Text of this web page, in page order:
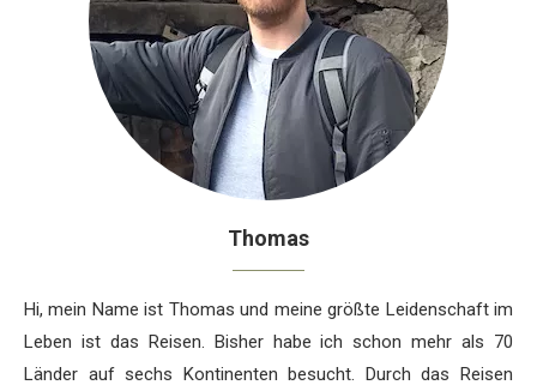
Thomas
Hi, mein Name ist Thomas und meine größte Leidenschaft im
Leben ist das Reisen. Bisher habe ich schon mehr als 70
Länder auf sechs Kontinenten besucht. Durch das Reisen